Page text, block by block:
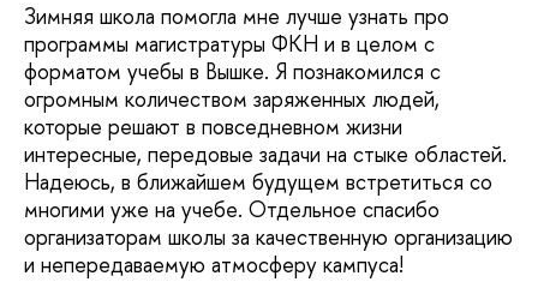
Зимняя школа помогла мне лучше узнать про
программы магистратуры ФКН и в целом с
форматом учебы в Вышке. Я познакомился с
огромным количеством заряженных людей,
которые решают в повседневном жизни
интересные, передовые задачи на стыке областей.
Надеюсь, в ближайшем будущем встретиться со
многими уже на учебе. Отдельное спасибо
организаторам школы за качественную организацию
и непередаваемую атмосферу кампуса!